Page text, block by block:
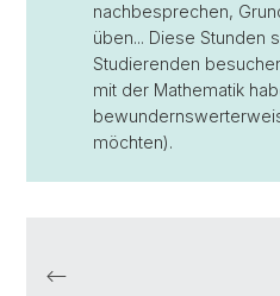
nachbesprechen,
üben... Diese Stunden
Studierenden
mit der Mathematik
möchten).
<——